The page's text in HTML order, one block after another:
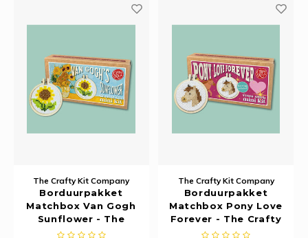
The Crafty Kit Company
Borduurpakket
Matchbox Van Gogh
Sunflower - The
Crafty Kit Company
The Crafty Kit Company
Borduurpakket
Matchbox Pony Love
Forever - The Crafty
Kit Company